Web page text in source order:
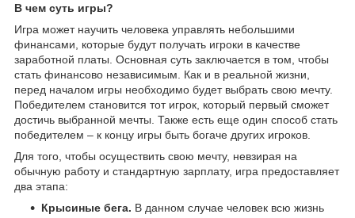
В чем суть игры?
Игра может научить человека управлять небольшими
финансами, которые будут получать игроки в качестве
заработной платы. Основная суть заключается в том, чтобы
стать финансово независимым. Как и в реальной жизни,
перед началом игры необходимо будет выбрать свою мечту.
Победителем становится тот игрок, который первый сможет
достичь выбранной мечты. Также есть еще один способ стать
победителем – к концу игры быть богаче других игроков.
Для того, чтобы осуществить свою мечту, невзирая на
обычную работу и стандартную зарплату, игра предоставляет
два этапа:
Крысиные бега. В данном случае человек всю жизнь